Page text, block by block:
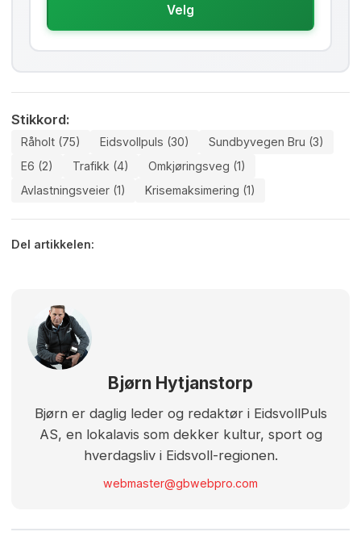
Velg
Stikkord:
Råholt (75) Eidsvollpuls (30)
Sundbyvegen Bru (3)
E6 (2)
Trafikk (4)
Omkjøringsveg (1)
Avlastningsveier (1)
Krisemaksimering (1)
Del artikkelen:
Bjørn Hytjanstorp
Bjørn er daglig leder og redaktør i EidsvollPuls
AS, en lokalavis som dekker kultur, sport og
hverdagsliv i Eidsvoll-regionen.
webmaster@gbwebpro.com